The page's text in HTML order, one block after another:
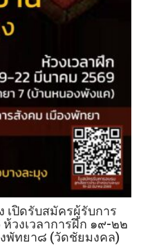
เปิดรับสมัครผู้รับการ
วงเวลาการฝึก ๑๙-๒๒
พัทยา๘ (วัดชัยมงคล)